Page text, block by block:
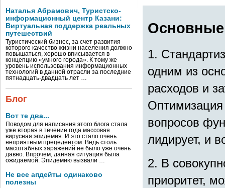
Наталья Абрамович, Туристско-
информационный центр Казани:
Виртуальная поддержка реальных
путешествий
Туристический бизнес, за счет развития
которого качество жизни населения должно
повышаться, хорошо вписывается в
концепцию «умного города». К тому же
уровень использования информационных
технологий в данной отрасли за последние
пятнадцать-двадцать лет …
Блог
Вот те два...
Поводом для написания этого блога стала
уже вторая в течение года массовая
вирусная эпидемия. И это стало очень
неприятным прецедентом. Ведь столь
масштабных заражений не было уже очень
давно. Впрочем, данная ситуация была
ожидаемой. Эпидемию вызвали …
Не все апдейты одинаково
полезны
1.
одним из
расходов и
вопросов
лидирует, и
2. В
приоритет,